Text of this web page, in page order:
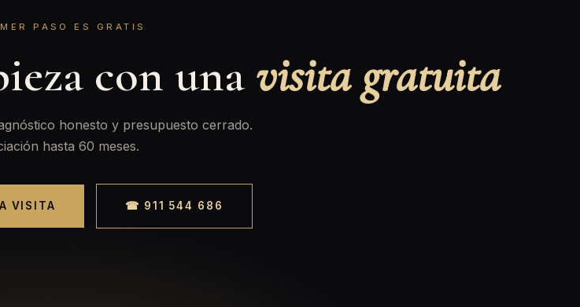
PASO ES GRATIS
con una visita gratuita
honesto y presupuesto cerrado.
hasta 60 meses.
VISITA ☎ 911 544 686